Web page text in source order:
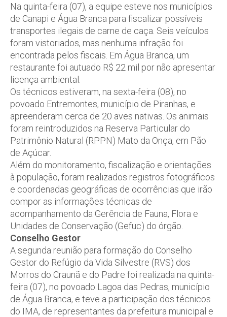
Na quinta-feira (07), a equipe esteve nos municípios
de Canapi e Água Branca para fiscalizar possíveis
transportes ilegais de carne de caça. Seis veículos
foram vistoriados, mas nenhuma infração foi
encontrada pelos fiscais. Em Água Branca, um
restaurante foi autuado R$ 22 mil por não apresentar
licença ambiental.
Os técnicos estiveram, na sexta-feira (08), no
povoado Entremontes, município de Piranhas, e
apreenderam cerca de 20 aves nativas. Os animais
foram reintroduzidos na Reserva Particular do
Patrimônio Natural (RPPN) Mato da Onça, em Pão
de Açúcar.
Além do monitoramento, fiscalização e orientações
à população, foram realizados registros fotográficos
e coordenadas geográficas de ocorrências que irão
compor as informações técnicas de
acompanhamento da Gerência de Fauna, Flora e
Unidades de Conservação (Gefuc) do órgão.
Conselho Gestor
A segunda reunião para formação do Conselho
Gestor do Refúgio da Vida Silvestre (RVS) dos
Morros do Craunã e do Padre foi realizada na quinta-
feira (07), no povoado Lagoa das Pedras, município
de Água Branca, e teve a participação dos técnicos
do IMA, de representantes da prefeitura municipal e